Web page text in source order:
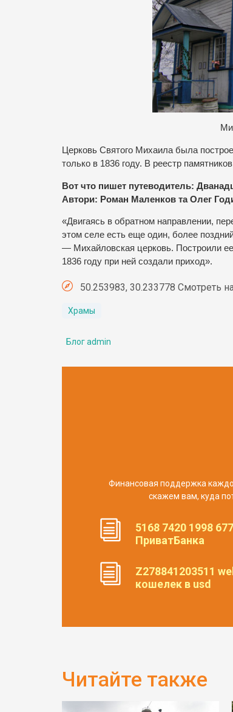
Церковь Святого Михаила была
только в 1836 году. В реестр
Вот что пишет путеводитель:
Автори: Роман Маленков та Олег
«Двигаясь в обратном направлении,
этом селе есть еще один, более
— Михайловская церковь. Построили
1836 году при ней создали приход».
50.253983, 30.233778 Смотреть
Храмы
Блог admin
Финансовая поддержка
скажем вам, куда
5168 7420 1998
ПриватБанка
Z278841203511
кошелек в usd
Читайте также